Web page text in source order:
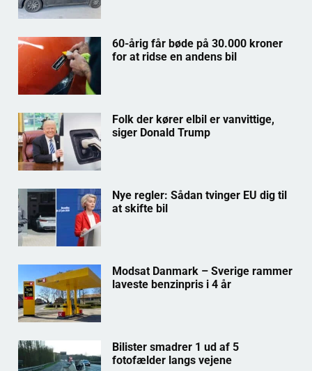
60-årig får bøde på 30.000 kroner
for at ridse en andens bil
Folk der kører elbil er vanvittige,
siger Donald Trump
Nye regler: Sådan tvinger EU dig til
at skifte bil
Modsat Danmark – Sverige rammer
laveste benzinpris i 4 år
Bilister smadrer 1 ud af 5
fotofælder langs vejene